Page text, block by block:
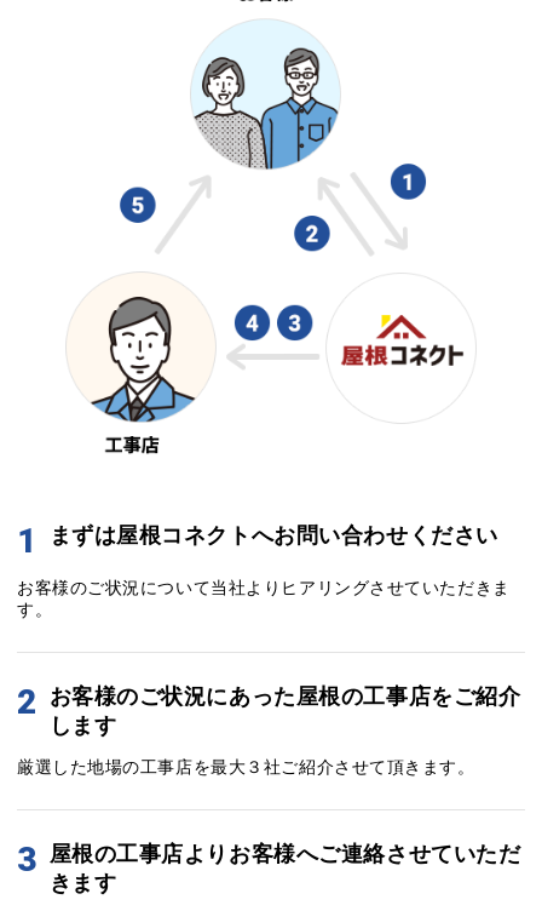
1 まずは屋根コネクトへお問い合わせください
お客様のご状況について当社よりヒアリングさせていただきま
す。
2
お客様のご状況にあった屋根の工事店をご紹介
します
厳選した地場の工事店を最大３社ご紹介させて頂きます。
3 屋根の工事店よりお客様へご連絡させていただ
きます